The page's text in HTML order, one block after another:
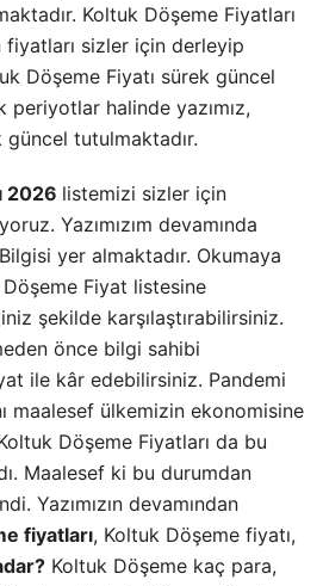
Koltuk Döşeme Fiyatları
sizler için derleyip
Döşeme Fiyatı sürek güncel
periyotlar halinde yazımız,
tutulmaktadır.
2026 listemizi sizler için
Yazımızım devamında
yer almaktadır. Okumaya
Fiyat listesine
şekilde karşılaştırabilirsiniz.
önce bilgi sahibi
ile kâr edebilirsiniz. Pandemi
maalesef ülkemizin ekonomisine
Döşeme Fiyatları da bu
Maalesef ki bu durumdan
Yazımızın devamından
fiyatları, Koltuk Döşeme fiyatı,
Koltuk Döşeme kaç para,